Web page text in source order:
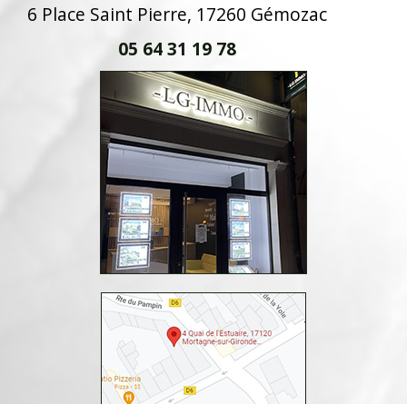
6 Place Saint Pierre, 17260 Gémozac
05 64 31 19 78